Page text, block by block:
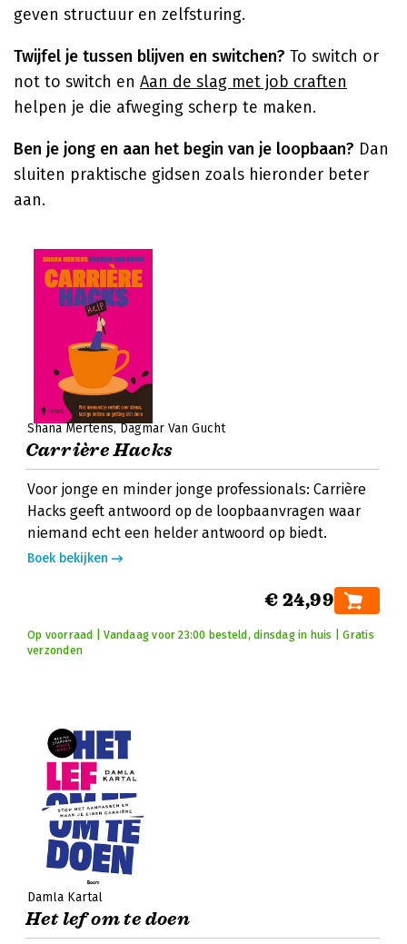
geven structuur en zelfsturing.
Twijfel je tussen blijven en switchen? To switch or
not to switch en Aan de slag met job craften
helpen je die afweging scherp te maken.
Ben je jong en aan het begin van je loopbaan? Dan
sluiten praktische gidsen zoals hieronder beter
aan.
Shana Mertens Dagmar Van Gucht
Carrière Hacks
Voor jonge en minder jonge professionals: Carrière
Hacks geeft antwoord op de loopbaanvragen waar
niemand echt een helder antwoord op biedt.
Boek bekijken
€ 24,99
Op voorraad | Vandaag voor 23:00 besteld, dinsdag in huis | Gratis
verzonden
Damla Kartal
Het lef om te doen